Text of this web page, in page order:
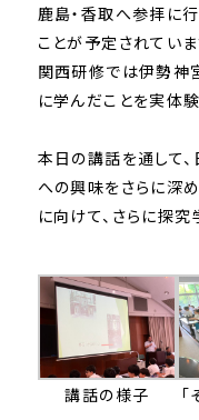
鹿島・香取へ参拝に
ことが予定されてい
関西研修では伊勢神
に学んだことを実体験
本日の講話を通して
への興味をさらに深
に向けて、さらに探究
講話の様子